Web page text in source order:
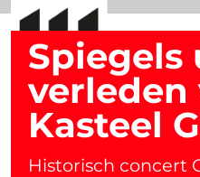
Spiegels
verleden
Kasteel
Historisch concert